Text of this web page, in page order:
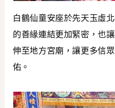
白鶴仙童安座於先天玉虛
的善緣連結更加緊密，也
伸至地方宮廟，讓更多信
佑。